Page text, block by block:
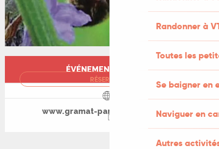
Randonner à
Toutes les
Se baigner en
Naviguer en
Autres
Ouverture et coordonnées
ÉVÉNEMENT TERMINÉ
RÉSERVER
www.gramat-parc-animalier.com